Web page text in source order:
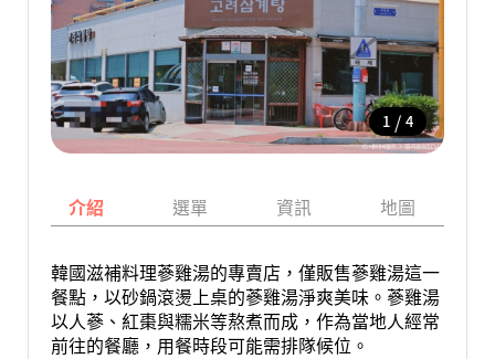
1 / 4
介紹 選單 資訊 地圖
韓國滋補料理蔘雞湯的專賣店，僅販售蔘雞湯這一
餐點，以砂鍋滾燙上桌的蔘雞湯淨爽美味。蔘雞湯
以人蔘、紅棗與糯米等熬煮而成，作為當地人經常
前往的餐廳，用餐時段可能需排隊候位。